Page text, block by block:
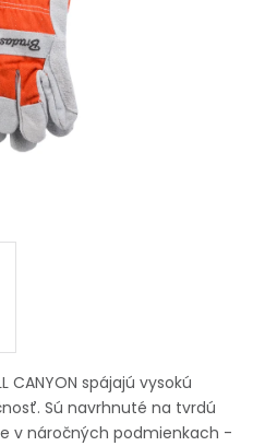
obchodu
zákaznícky účet
CANYON spájajú vysokú
Sú navrhnuté na tvrdú
v náročných podmienkach -